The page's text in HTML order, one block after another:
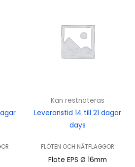
Kan restnoteras
Leveranstid 14 till 21 dagar
days
FLÖTEN OCH NÄTFLAGGOR
Flöte EPS Ø 16mm